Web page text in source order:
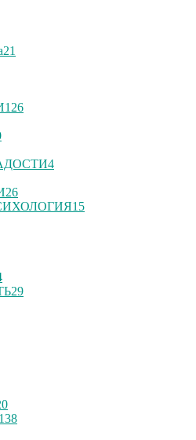
21
126
4
26
15
29
138